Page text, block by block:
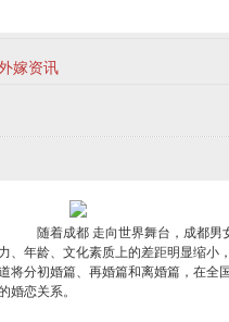
嫁资讯
随着成都 走向世界舞台，成都男
力、年龄、文化素质上的差距明显缩小
将分初婚篇、再婚篇和离婚篇，在全
婚恋关系。